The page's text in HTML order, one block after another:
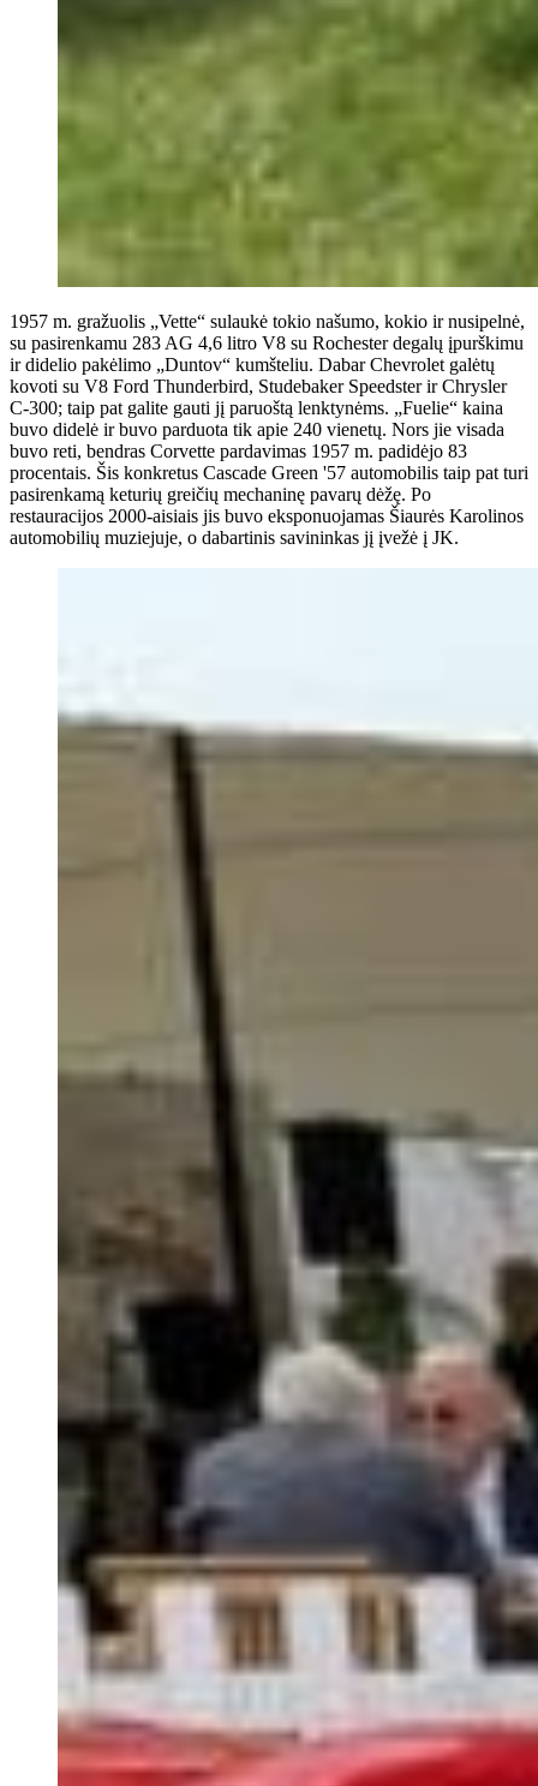
1957 m. gražuolis „Vette“ sulaukė tokio našumo, kokio ir nusipelnė,
su pasirenkamu 283 AG 4,6 litro V8 su Rochester degalų įpurškimu
ir didelio pakėlimo „Duntov“ kumšteliu. Dabar Chevrolet galėtų
kovoti su V8 ​​Ford Thunderbird, Studebaker Speedster ir Chrysler
C-300; taip pat galite gauti jį paruoštą lenktynėms. „Fuelie“ kaina
buvo didelė ir buvo parduota tik apie 240 vienetų. Nors jie visada
buvo reti, bendras Corvette pardavimas 1957 m. padidėjo 83
procentais. Šis konkretus Cascade Green '57 automobilis taip pat turi
pasirenkamą keturių greičių mechaninę pavarų dėžę. Po
restauracijos 2000-aisiais jis buvo eksponuojamas Šiaurės Karolinos
automobilių muziejuje, o dabartinis savininkas jį įvežė į JK.